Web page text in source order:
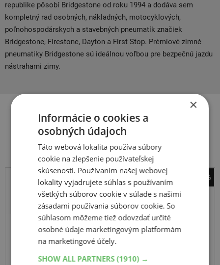
republike pôsobí Bridgestone od roku 1994 a dodáva sem
kompletný rad osobných, nákladných, motocyklových,
poľnohospodárskych a stavebných pneumatík značiek
Bridgestone, Firestone, Dayton a First Stop. Prémiové zimné
pneumatiky Bridgestone sú ideálnou voľbou pre bezpečnú jazdu
nástrahami zimy.
Súvisiace produkty
-59%
Pirelli
MB 17
×
Informácie o cookies a
osobných údajoch
Táto webová lokalita používa súbory
cookie na zlepšenie používateľskej
skúsenosti. Používaním našej webovej
lokality vyjadrujete súhlas s používaním
všetkých súborov cookie v súlade s našimi
zásadami používania súborov cookie. So
súhlasom môžeme tiež odovzdať určité
osobné údaje marketingovým platformám
na marketingové účely.
SHOW ALL PARTNERS(1910) →